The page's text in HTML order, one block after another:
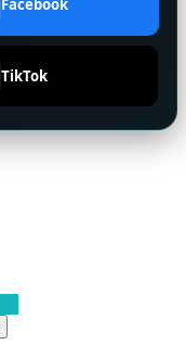
Facebook
TikTok